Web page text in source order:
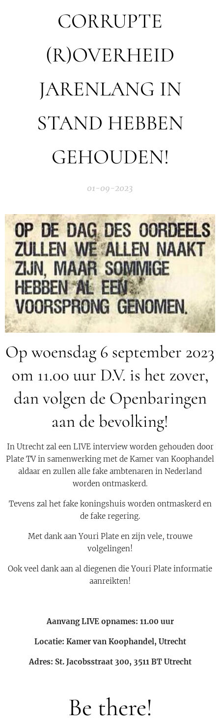
CORRUPTE
(R)OVERHEID
JARENLANG IN
STAND HEBBEN
GEHOUDEN!
01-09-2023
Op woensdag 6 september 2023
om 11.00 uur D.V. is het zover,
dan volgen de Openbaringen
aan de bevolking!
In Utrecht zal een LIVE interview worden gehouden door
Plate TV in samenwerking met de Kamer van Koophandel
aldaar en zullen alle fake ambtenaren in Nederland
worden ontmaskerd.
Tevens zal het fake koningshuis worden ontmaskerd en
de fake regering.
Met dank aan Youri Plate en zijn vele, trouwe
volgelingen!
Ook veel dank aan al diegenen die Youri Plate informatie
aanreikten!
Aanvang LIVE opnames: 11.00 uur
Locatie: Kamer van Koophandel, Utrecht
Adres: St. Jacobsstraat 300, 3511 BT Utrecht
Be there!